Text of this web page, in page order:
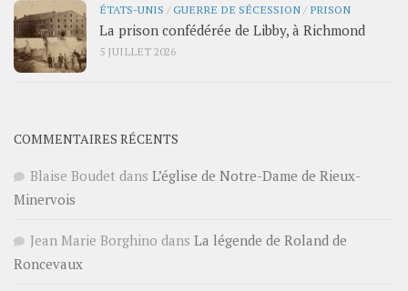
ÉTATS-UNIS /GUERRE DE SÉCESSION / PRISON
La prison confédérée de Libby, à Richmond
5 JUILLET 2026
COMMENTAIRES RÉCENTS
Blaise Boudet dans L’église de Notre-Dame de Rieux-
Minervois
Jean Marie Borghino dans La légende de Roland de
Roncevaux